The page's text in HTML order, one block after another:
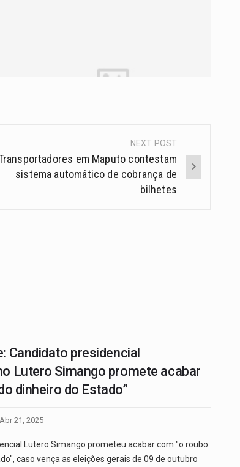
NEXT POST
em Maputo contestam
sistema automático de cobrança de
bilhetes
Candidato presidencial
Lutero Simango promete acabar
dinheiro do Estado”
Abr 21, 2025
Lutero Simango prometeu acabar com "o roubo
caso vença as eleições gerais de 09 de outubro